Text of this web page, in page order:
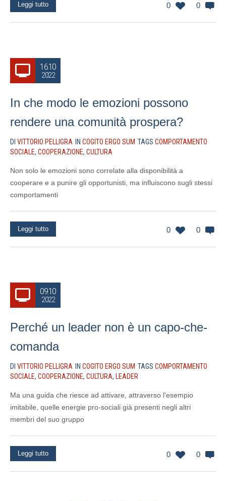
0 0
Leggi tutto
16.10
2022
In che modo le emozioni possono
rendere una comunità prospera?
DI VITTORIO PELLIGRA IN COGITO ERGO SUM TAGS COMPORTAMENTO
SOCIALE, COOPERAZIONE, CULTURA
Non solo le emozioni sono correlate alla disponibilità a
cooperare e a punire gli opportunisti, ma influiscono sugli stessi
comportamenti
0 0
Leggi tutto
09.10
2022
Perché un leader non è un capo-che-
comanda
DI VITTORIO PELLIGRA IN COGITO ERGO SUM TAGS COMPORTAMENTO
SOCIALE, COOPERAZIONE, CULTURA, LEADER
Ma una guida che riesce ad attivare, attraverso l'esempio
imitabile, quelle energie pro-sociali già presenti negli altri
membri del suo gruppo
0 0
Leggi tutto